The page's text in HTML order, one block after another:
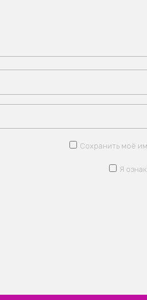
Сохранить моё
Я